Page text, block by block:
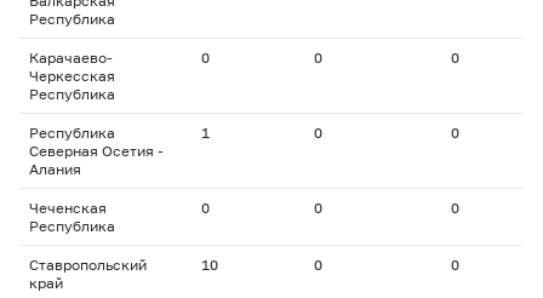
Республика
Карачаево-
Черкесская
Республика
0 0 0
Республика
Северная Осетия -
Алания
1 0 0
Чеченская
Республика
0 0 0
Ставропольский
край
10 0 0